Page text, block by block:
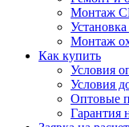
Монтаж
Монтаж
Как купить
Условия
Условия
Оптовые
Гарантия